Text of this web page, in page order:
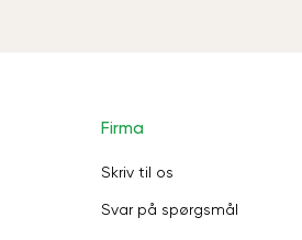
Firma
Skriv til os
Svar på spørgsmål